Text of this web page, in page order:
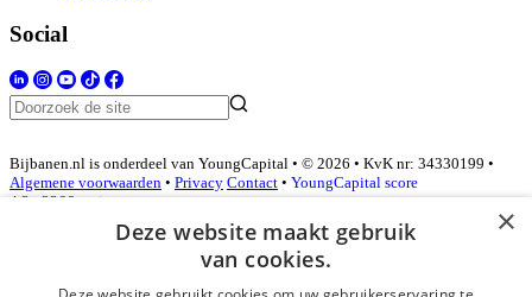
Social
Bijbanen.nl is onderdeel van YoungCapital • © 2026 • KvK nr: 34330199 •
Algemene voorwaarden • Privacy Contact • YoungCapital score
4.3 - 3366 reviews
Inloggen als bedrijf
×
Deze website maakt gebruik
van cookies.